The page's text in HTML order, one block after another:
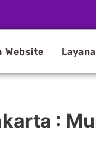
Website
: